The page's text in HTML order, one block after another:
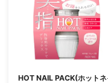
HOT NAIL PACK(ホットネ